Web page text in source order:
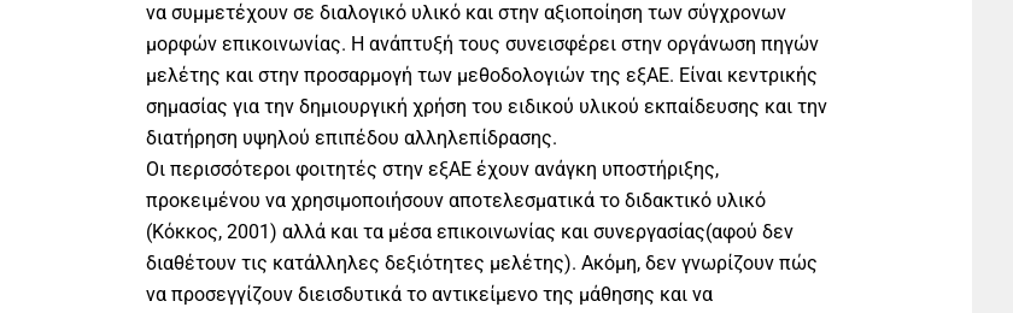
να συμμετέχουν σε διαλογικό υλικό και στην αξιοποίηση των σύγχρονων
μορφών επικοινωνίας. Η ανάπτυξή τους συνεισφέρει στην οργάνωση πηγών
μελέτης και στην προσαρμογή των μεθοδολογιών της εξΑΕ. Είναι κεντρικής
σημασίας για την δημιουργική χρήση του ειδικού υλικού εκπαίδευσης και την
διατήρηση υψηλού επιπέδου αλληλεπίδρασης.
Οι περισσότεροι φοιτητές στην εξΑΕ έχουν ανάγκη υποστήριξης,
προκειμένου να χρησιμοποιήσουν αποτελεσματικά το διδακτικό υλικό
(Κόκκος, 2001) αλλά και τα μέσα επικοινωνίας και συνεργασίας(αφού δεν
διαθέτουν τις κατάλληλες δεξιότητες μελέτης). Ακόμη, δεν γνωρίζουν πώς
να προσεγγίζουν διεισδυτικά το αντικείμενο της μάθησης και να